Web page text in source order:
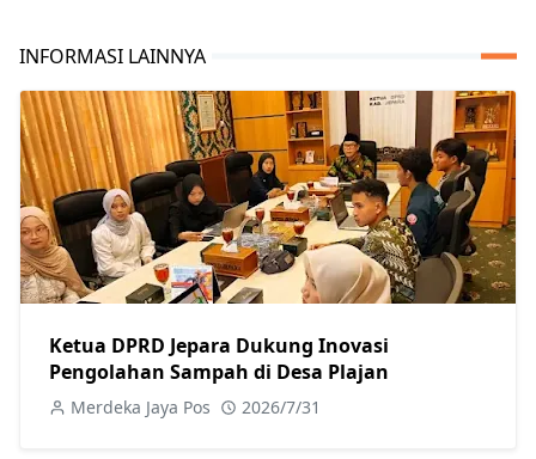
INFORMASI LAINNYA
Ketua DPRD Jepara Dukung Inovasi
Pengolahan Sampah di Desa Plajan
Merdeka Jaya Pos 2026/7/31